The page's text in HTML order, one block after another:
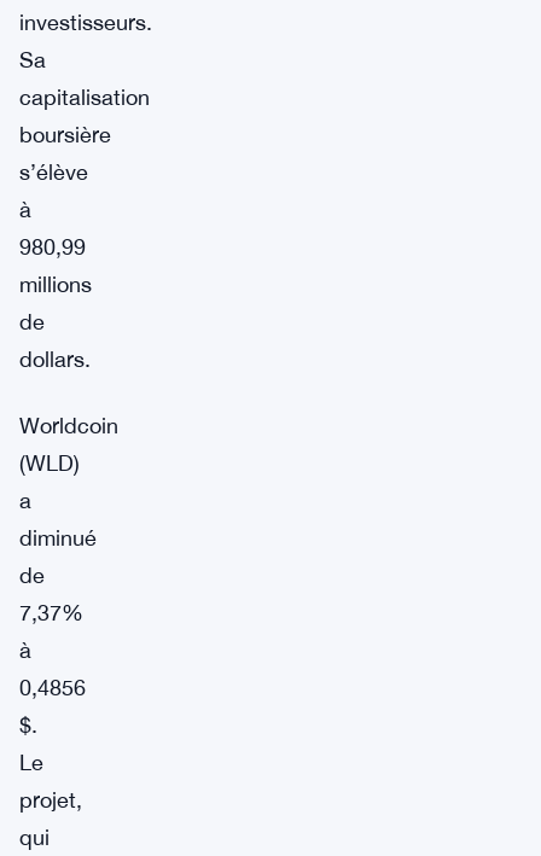
investisseurs.
Sa
capitalisation
boursière
s’élève
à
980,99
millions
de
dollars.
Worldcoin
(WLD)
a
diminué
de
7,37%
à
0,4856
$.
Le
projet,
qui